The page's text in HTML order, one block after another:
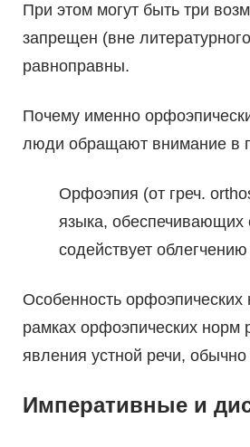
При этом могут быть три
запрещен (вне
равноправны.
Почему именно
люди обращают внимание в
Орфоэпия (от греч.
языка, обеспечивающих
содействует
Особенность орфоэпических
рамках орфоэпических норм
явления устной речи,
Императивные и